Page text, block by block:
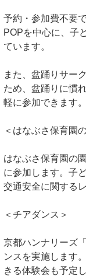
予約・参加費不要
POPを中心に、子
ています。
また、盆踊りサー
ため、盆踊りに慣
軽に参加できます。
＜はなぶさ保育園
はなぶさ保育園の
に参加します。子
交通安全に関する
＜チアダンス＞
京都ハンナリーズ
ンスを実施します
きる体験会も予定